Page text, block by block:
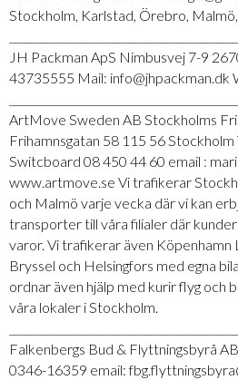
Stockholm, Karlstad, Örebro,
JH Packman ApS Nimbusvej 7-9
43735555 Mail: info@jhpackman.dk
ArtMove Sweden AB Stockholms
Frihamnsgatan 58 115 56 Stockholm
Switcboard 08 450 44 60 email :
www.artmove.se Vi trafikerar
och Malmö varje vecka där vi kan
transporter till våra filialer där
varor. Vi trafikerar även Köpenhamn
Bryssel och Helsingfors med egna
ordnar även hjälp med kurir flyg och
våra lokaler i Stockholm.
Falkenbergs Bud & Flyttningsbyrå
0346-16359 email: